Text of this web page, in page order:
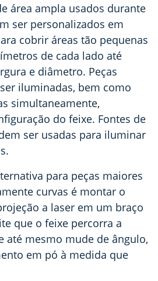
área ampla usados durante
ser personalizados em
cobrir áreas tão pequenas
de cada lado até
e diâmetro. Peças
iluminadas, bem como
simultaneamente,
do feixe. Fontes de
ser usadas para iluminar
para peças maiores
curvas é montar o
a laser em um braço
que o feixe percorra a
até mesmo mude de ângulo,
em pó à medida que